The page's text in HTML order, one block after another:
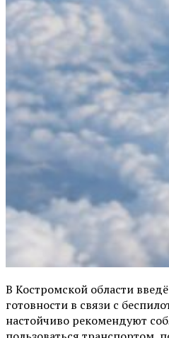
В Костромской области
готовности в связи с
настойчиво рекомендуют